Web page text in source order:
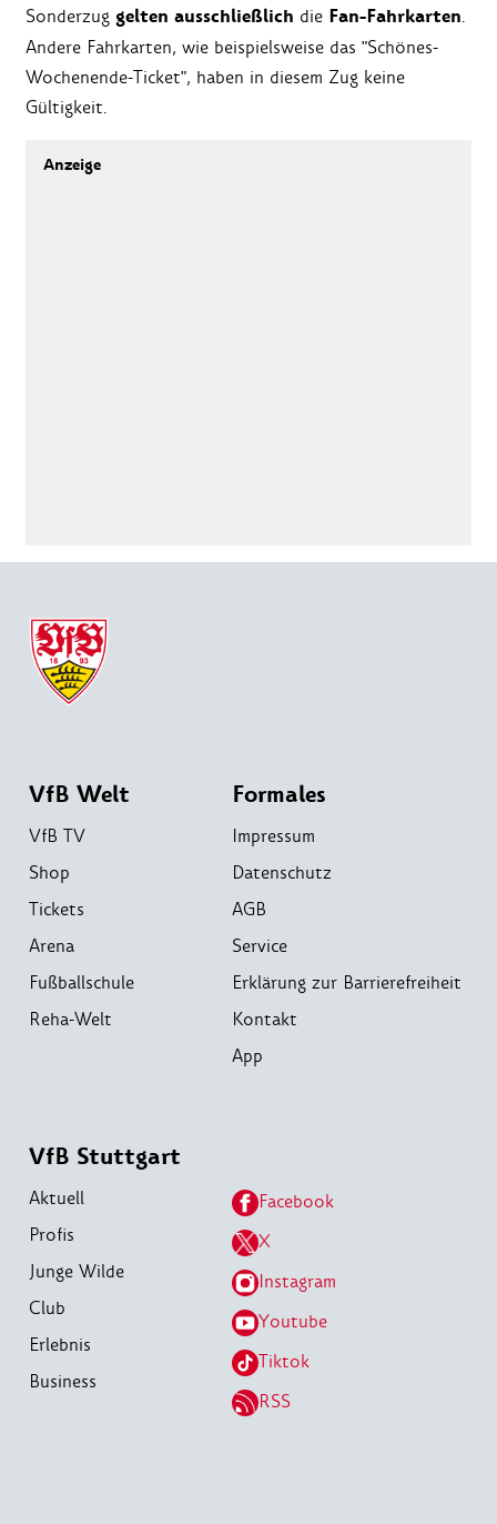
Sonderzug gelten ausschließlich die Fan-Fahrkarten.
Andere Fahrkarten, wie beispielsweise das "Schönes-
Wochenende-Ticket", haben in diesem Zug keine
Gültigkeit.
VfB Welt
VfB TV
Shop
Tickets
Arena
Fußballschule
Reha-Welt
Formales
Impressum
Datenschutz
AGB
Service
Erklärung zur Barrierefreiheit
Kontakt
App
VfB Stuttgart
Aktuell
Profis
Junge Wilde
Club
Erlebnis
Business
Facebook
X
Instagram
Youtube
Tiktok
RSS